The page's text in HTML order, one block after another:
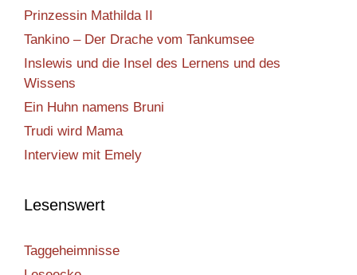
Prinzessin Mathilda II
Tankino – Der Drache vom Tankumsee
Inslewis und die Insel des Lernens und des
Wissens
Ein Huhn namens Bruni
Trudi wird Mama
Interview mit Emely
Lesenswert
Taggeheimnisse